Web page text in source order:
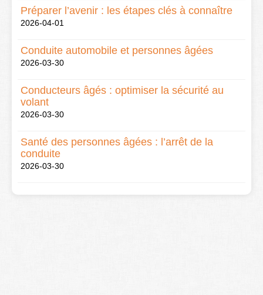
Préparer l’avenir : les étapes clés à connaître
2026-04-01
Conduite automobile et personnes âgées
2026-03-30
Conducteurs âgés : optimiser la sécurité au
volant
2026-03-30
Santé des personnes âgées : l’arrêt de la
conduite
2026-03-30